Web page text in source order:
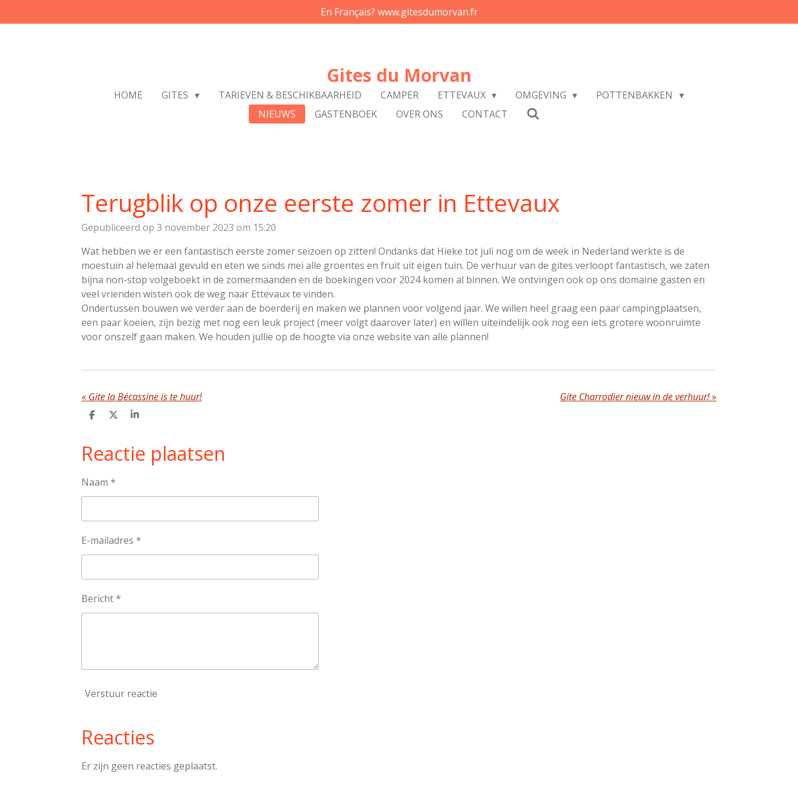
direct
En Français? www.gitesdumorvan.fr
Gites du Morvan
HOME GITES TARIEVEN & BESCHIKBAARHEID CAMPER ETTEVAUX OMGEVING
POTTENBAKKEN
NIEUWS
GASTENBOEK OVER ONS CONTACT
Terugblik op onze eerste zomer in Ettevaux
Gepubliceerd op 3 november 2023 om 15:20
Wat hebben we er een fantastisch eerste zomer seizoen op zitten! Ondanks dat Hieke tot juli nog om de week in Nederland werkte is de
moestuin al helemaal gevuld en eten we sinds mei alle groentes en fruit uit eigen tuin. De verhuur van de gites verloopt fantastisch, we zaten
bijna non-stop volgeboekt in de zomermaanden en de boekingen voor 2024 komen al binnen. We ontvingen ook op ons domaine gasten en
veel vrienden wisten ook de weg naar Ettevaux te vinden.
Ondertussen bouwen we verder aan de boerderij en maken we plannen voor volgend jaar. We willen heel graag een paar campingplaatsen,
een paar koeien, zijn bezig met nog een leuk project (meer volgt daarover later) en willen uiteindelijk ook nog een iets grotere woonruimte
voor onszelf gaan maken. We houden jullie op de hoogte via onze website van alle plannen!
« Gite la Bécassine is te huur! Gite Charrodier nieuw in de verhuur!»
D
e
n
D
S
e
Reactie plaatsen
Naam *
E-mailadres *
Bericht *
Verstuur reactie
Reacties
Er zijn geen reacties geplaatst.